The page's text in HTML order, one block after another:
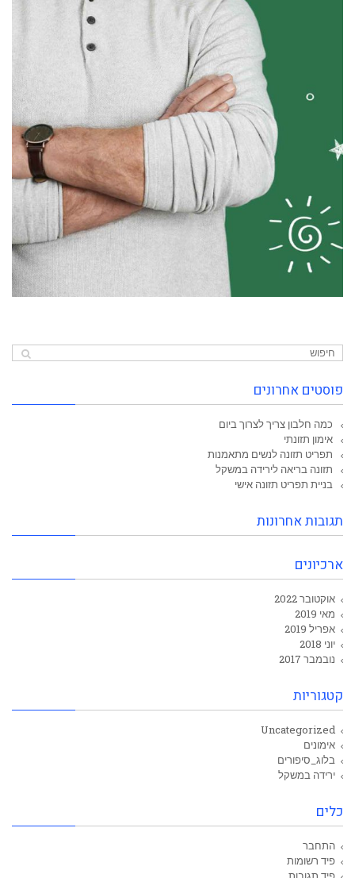
פוסטים אחרונים
כמה חלבון צריך לצרוך ביום
אימון תזונתי
תפריט תזונה לנשים מתאמנות
תזונה בריאה לירידה במשקל
בניית תפריט תזונה אישי
תגובות אחרונות
ארכיונים
אוקטובר 2022
מאי 2019
אפריל 2019
יוני 2018
נובמבר 2017
קטגוריות
Uncategorized
אימונים
בלוג_סיפורים
ירידה במשקל
כלים
התחבר
פיד רשומות